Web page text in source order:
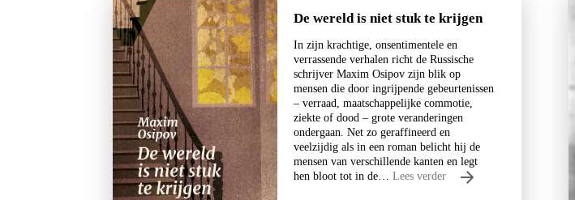
De wereld is niet stuk te krijgen
In zijn krachtige, onsentimentele en
verrassende verhalen richt de Russische
schrijver Maxim Osipov zijn blik op
mensen die door ingrijpende gebeurtenissen
– verraad, maatschappelijke commotie,
ziekte of dood – grote veranderingen
ondergaan. Net zo geraffineerd en
veelzijdig als in een roman belicht hij de
mensen van verschillende kanten en legt
hen bloot tot in de…Lees verder